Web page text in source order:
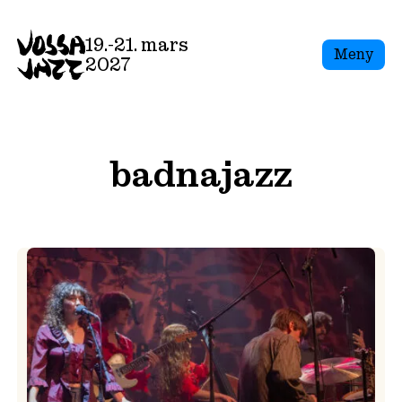
to
content
19.-21. mars
2027
Meny
badnajazz